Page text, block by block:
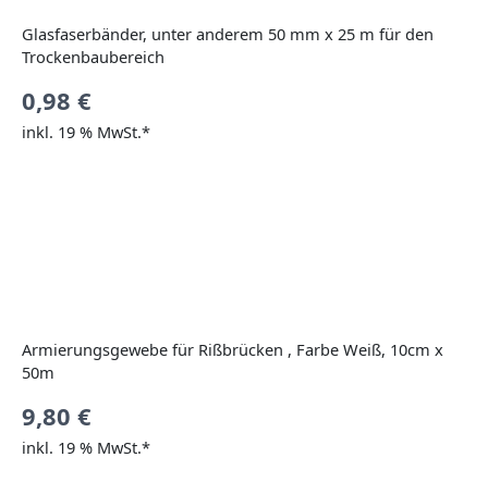
Glasfaserbänder, unter anderem 50 mm x 25 m für den
Trockenbaubereich
0,98 €
inkl. 19 % MwSt.*
Armierungsgewebe für Rißbrücken , Farbe Weiß, 10cm x
50m
9,80 €
inkl. 19 % MwSt.*